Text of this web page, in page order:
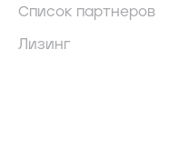
Список партнеров
Лизинг